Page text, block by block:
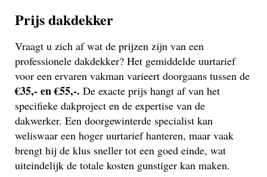
Prijs dakdekker
Vraagt u zich af wat de prijzen zijn van een
professionele dakdekker? Het gemiddelde uurtarief
voor een ervaren vakman varieert doorgaans tussen de
€35,- en €55,-. De exacte prijs hangt af van het
specifieke dakproject en de expertise van de
dakwerker. Een doorgewinterde specialist kan
weliswaar een hoger uurtarief hanteren, maar vaak
brengt hij de klus sneller tot een goed einde, wat
uiteindelijk de totale kosten gunstiger kan maken.